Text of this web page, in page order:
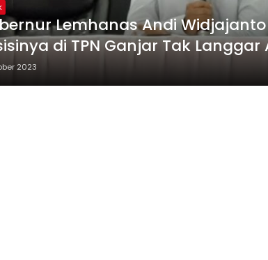
Lemhanas Andi
di TPN Ganjar Tak
2023